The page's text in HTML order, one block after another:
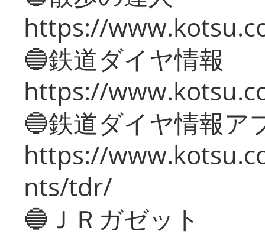
https://
🔵鉄道ダイヤ情報
https://
🔵鉄道ダイヤ情報ア
https://
nts/tdr/
🔵ＪＲガゼット